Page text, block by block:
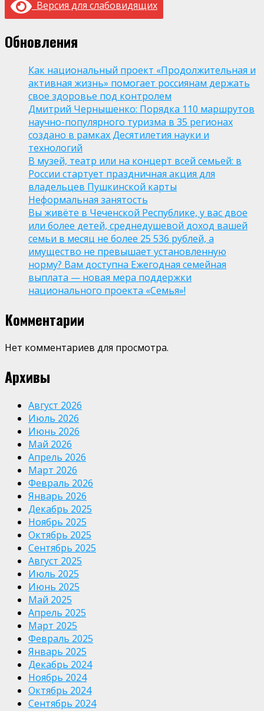
Версия для слабовидящих
Обновления
Как национальный проект «Продолжительная и
активная жизнь» помогает россиянам держать
свое здоровье под контролем
Дмитрий Чернышенко: Порядка 110 маршрутов
научно-популярного туризма в 35 регионах
создано в рамках Десятилетия науки и
технологий
В музей, театр или на концерт всей семьей: в
России стартует праздничная акция для
владельцев Пушкинской карты
Неформальная занятость
Вы живёте в Чеченской Республике, у вас двое
или более детей, среднедушевой доход вашей
семьи в месяц не более 25 536 рублей, а
имущество не превышает установленную
норму? Вам доступна Ежегодная семейная
выплата — новая мера поддержки
национального проекта «Семья»!
Комментарии
Нет комментариев для просмотра.
Архивы
Август 2026
Июль 2026
Июнь 2026
Май 2026
Апрель 2026
Март 2026
Февраль 2026
Январь 2026
Декабрь 2025
Ноябрь 2025
Октябрь 2025
Сентябрь 2025
Август 2025
Июль 2025
Июнь 2025
Май 2025
Апрель 2025
Март 2025
Февраль 2025
Январь 2025
Декабрь 2024
Ноябрь 2024
Октябрь 2024
Сентябрь 2024